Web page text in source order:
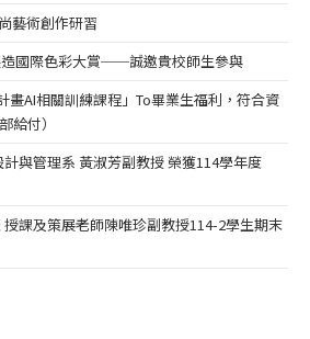
藝術創作研習
造國際色彩大賞──誠邀貴校師生參與
畫AI相關訓練課程」To畢業生福利，符合資
給付）
與管理系 黃淑芳副教授 榮獲114學年度
課及策展老師陳唯珍副教授114-2學生期末